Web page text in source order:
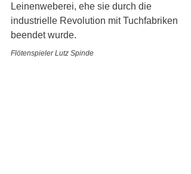
Leinenweberei, ehe sie durch die
industrielle Revolution mit Tuchfabriken
beendet wurde.
Flötenspieler Lutz Spinde